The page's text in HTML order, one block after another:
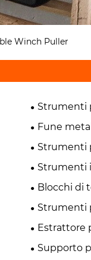
Winch Puller
Strumenti
Fune
Strumenti
Strumenti
Blocchi di
Strumenti
Estrattore
Supporto